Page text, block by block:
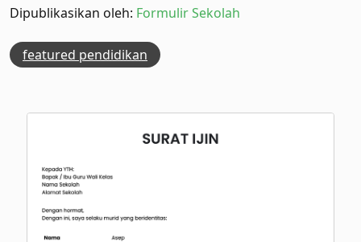
Dipublikasikan oleh: Formulir Sekolah
featured pendidikan